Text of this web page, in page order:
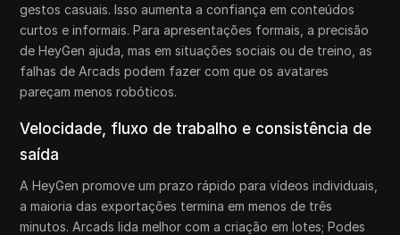
gestos casuais. Isso aumenta a confiança em conteúdos
curtos e informais. Para apresentações formais, a precisão
de HeyGen ajuda, mas em situações sociais ou de treino, as
falhas de Arcads podem fazer com que os avatares
pareçam menos robóticos.
Velocidade, fluxo de trabalho e consistência de
saída
A HeyGen promove um prazo rápido para vídeos individuais,
a maioria das exportações termina em menos de três
minutos. Arcads lida melhor com a criação em lotes; Podes